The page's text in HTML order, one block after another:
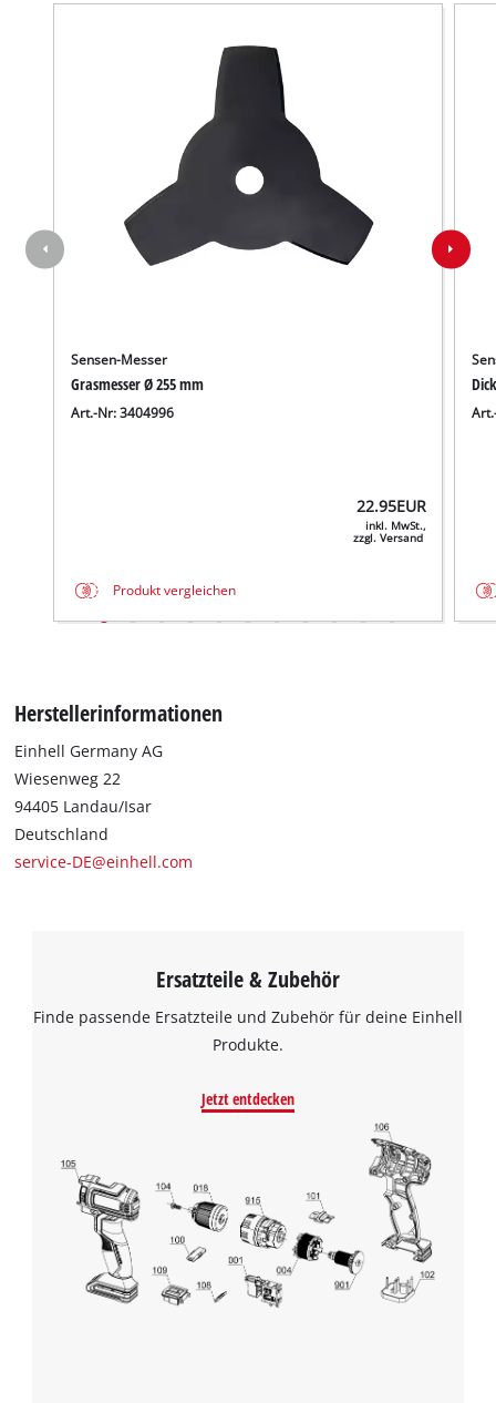
Sensen-Messer
Grasmesser Ø 255 mm
Art.-Nr: 3404996
22.95EUR
inkl. MwSt.,
zzgl. Versand
Produkt vergleichen
Herstellerinformationen
Einhell Germany AG
Wiesenweg 22
94405 Landau/Isar
Deutschland
service-DE@einhell.com
Ersatzteile & Zubehör
Finde passende Ersatzteile und Zubehör für deine Einhell
Produkte.
Jetzt entdecken